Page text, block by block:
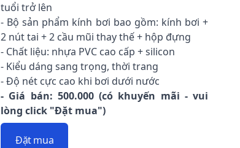
tuổi trở lên
- Bộ sản phẩm kính bơi bao gồm: kính bơi +
2 nút tai + 2 cầu mũi thay thế + hộp đựng
- Chất liệu: nhựa PVC cao cấp + silicon
- Kiểu dáng sang trọng, thời trang
- Độ nét cực cao khi bơi dưới nước
- Giá bán: 500.000 (có khuyến mãi - vui
lòng click "Đặt mua")
Đặt mua